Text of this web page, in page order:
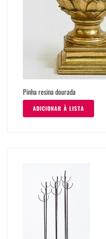
Pinha resina dourada
ADICIONAR À LISTA